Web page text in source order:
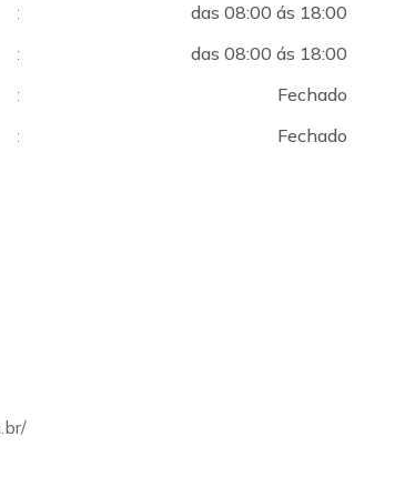
:
das 08:00 ás 18:00
:
das 08:00 ás 18:00
:
Fechado
: Fechado